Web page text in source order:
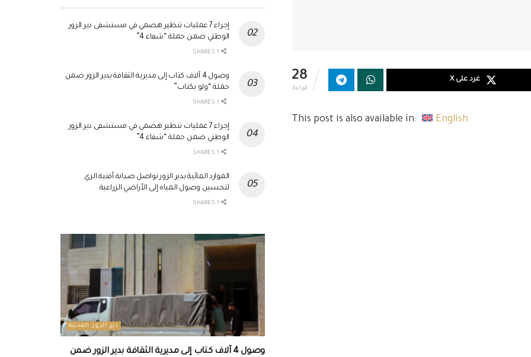
28
قراءة
غرد على X
This post is also available in: English
إجراء 7 عمليات تنظير هضمي في مستشفى دير الزور
الوطني ضمن حملة “شفاء 4”
وصول 4 آلاف كتاب إلى مديرية الثقافة بدير الزور ضمن
حملة “ولو بكتاب”
إجراء 7 عمليات تنظير هضمي في مستشفى دير الزور
الوطني ضمن حملة “شفاء 4”
الموارد المائية بدير الزور تواصل صيانة أقنية الري
لتحسين وصول المياه إلى الأراضي الزراعية
دير الزور المدينة
وصول 4 آلاف كتاب إلى مديرية الثقافة بدير الزور ضمن